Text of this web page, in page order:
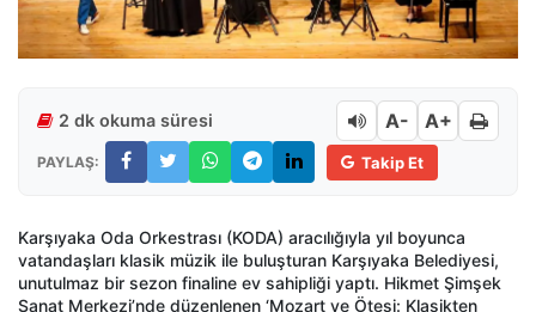
2 dk okuma süresi A- A+
PAYLAŞ: Takip Et
Karşıyaka Oda Orkestrası (KODA) aracılığıyla yıl boyunca
vatandaşları klasik müzik ile buluşturan Karşıyaka Belediyesi,
unutulmaz bir sezon finaline ev sahipliği yaptı. Hikmet Şimşek
Sanat Merkezi’nde düzenlenen ‘Mozart ve Ötesi: Klasikten